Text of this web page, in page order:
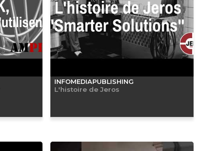
INFOMEDIAPUBLISHING
L'histoire de Jeros